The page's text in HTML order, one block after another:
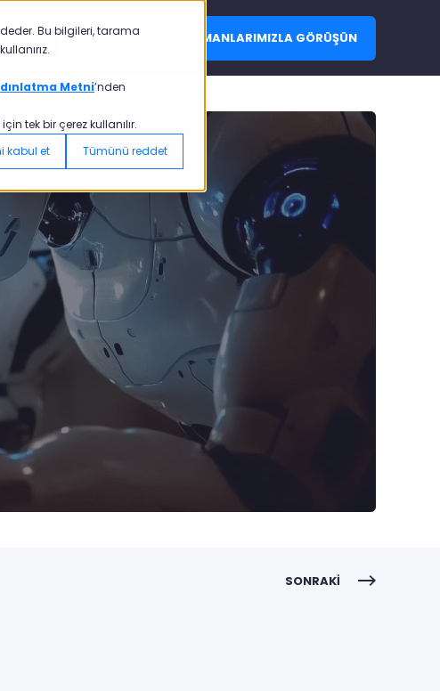
Bu bilgileri, tarama
Metni’nden
tek bir çerez kullanılır.
kabul et Tümünü reddet
TR GİRİŞ YAP UZMANLARIMIZLA GÖRÜŞÜN
SONRAKI